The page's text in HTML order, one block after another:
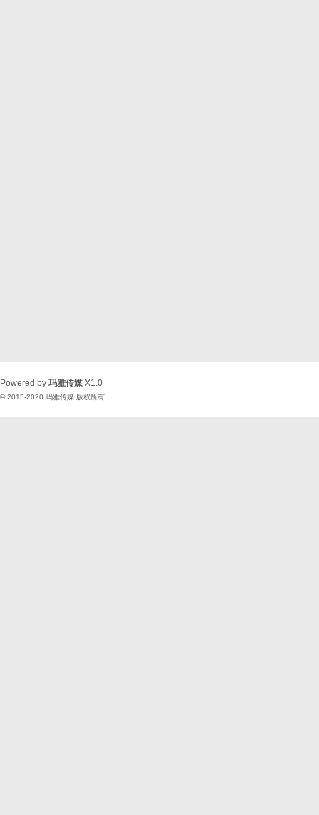
Powered by 玛雅传媒 X1.0
© 2015-2020 玛雅传媒 版权所有